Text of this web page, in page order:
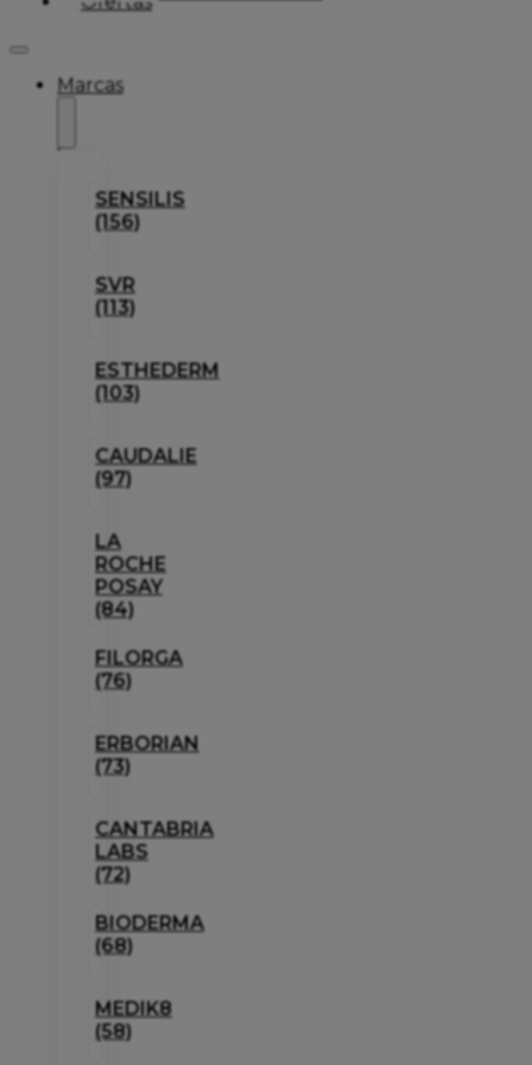
Marcas
SENSILIS
(156)
SVR
(113)
ESTHEDERM
(103)
CAUDALIE
(97)
LA
ROCHE
POSAY
(84)
FILORGA
(76)
ERBORIAN
(73)
CANTABRIA
LABS
(72)
BIODERMA
(68)
MEDIK8
(58)